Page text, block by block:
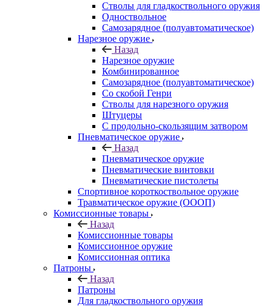
Стволы для гладкоствольного оружия
Одноствольное
Самозарядное (полуавтоматическое)
Нарезное оружие
Назад
Нарезное оружие
Комбинированное
Самозарядное (полуавтоматическое)
Со скобой Генри
Стволы для нарезного оружия
Штуцеры
С продольно-скользящим затвором
Пневматическое оружие
Назад
Пневматическое оружие
Пневматические винтовки
Пневматические пистолеты
Спортивное короткоствольное оружие
Травматическое оружие (ОООП)
Комиссионные товары
Назад
Комиссионные товары
Комиссионное оружие
Комиссионная оптика
Патроны
Назад
Патроны
Для гладкоствольного оружия